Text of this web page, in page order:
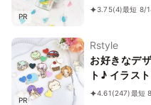
PR
3.75(4)最短 8/
PR
Rstyle
お好きなデ
ト♪ イラス
付き《イラ
4.61(247)最短